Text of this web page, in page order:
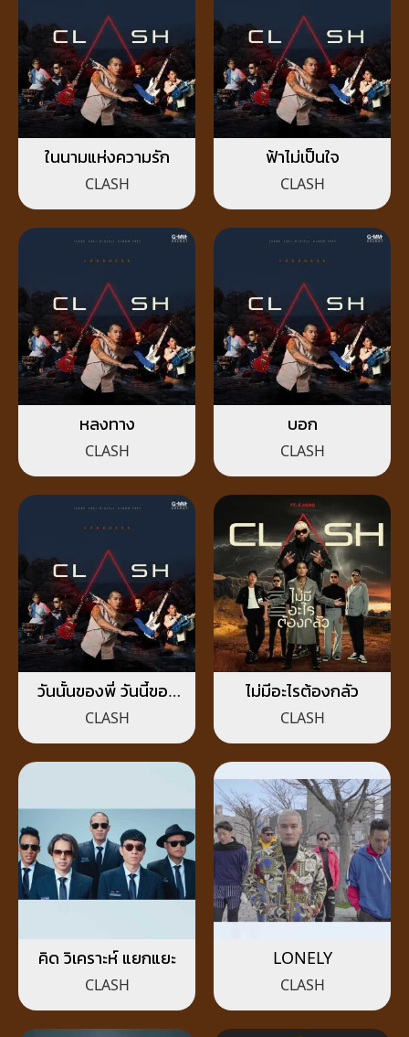
ในนามแห่งความรัก
CLASH
ฟ้าไม่เป็นใจ
CLASH
หลงทาง
CLASH
บอก
CLASH
วันนั้นของพี่ วันนี้ของ
น้อง
CLASH
ไม่มีอะไรต้องกลัว
CLASH
คิด วิเคราะห์ แยกแยะ
CLASH
LONELY
CLASH